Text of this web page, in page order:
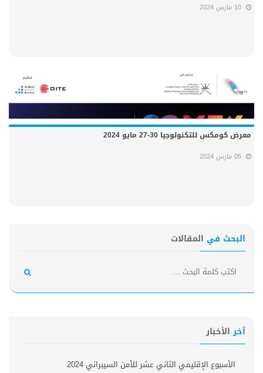
10 مارس 2024
معرض كومكس للتكنولوجيا 30-27 مايو 2024
05 مارس 2024
البحث في المقالات
آخرالأخبار
الأسبوع الإقليمي الثاني عشر للأمن السيبراني 2024